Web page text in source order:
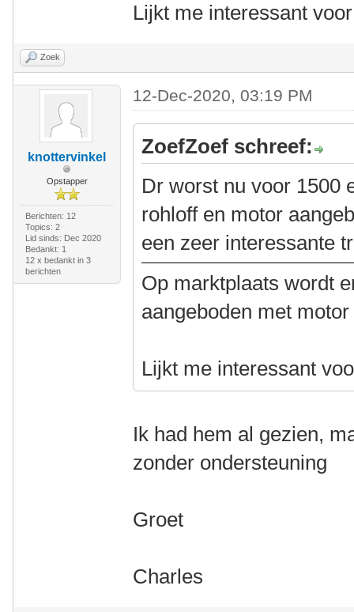
Lijkt me interessant
Zoek
knottervinkel
Opstapper
Berichten: 12
Topics: 2
Lid sinds: Dec 2020
Bedankt: 1
12 x bedankt in 3
berichten
12-Dec-2020, 03:19 PM
ZoefZoef schreef:
Dr worst nu voor 1500
rohloff en motor
een zeer interessante
Op marktplaats wordt
aangeboden met
Lijkt me interessant
Ik had hem al gezien,
zonder ondersteuning
Groet
Charles